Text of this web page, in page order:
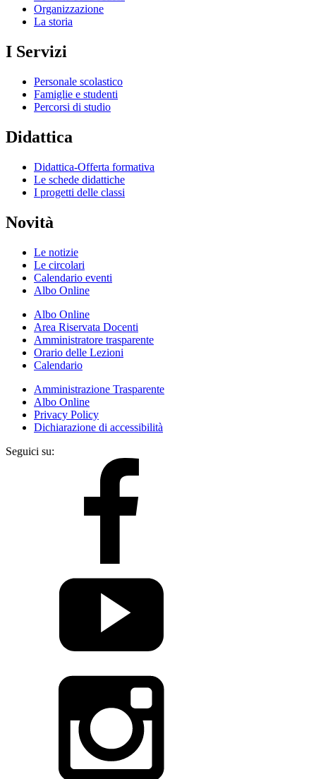
Organizzazione
La storia
I Servizi
Personale scolastico
Famiglie e studenti
Percorsi di studio
Didattica
Didattica-Offerta formativa
Le schede didattiche
I progetti delle classi
Novità
Le notizie
Le circolari
Calendario eventi
Albo Online
Albo Online
Area Riservata Docenti
Amministratore trasparente
Orario delle Lezioni
Calendario
Amministrazione Trasparente
Albo Online
Privacy Policy
Dichiarazione di accessibilità
Seguici su: